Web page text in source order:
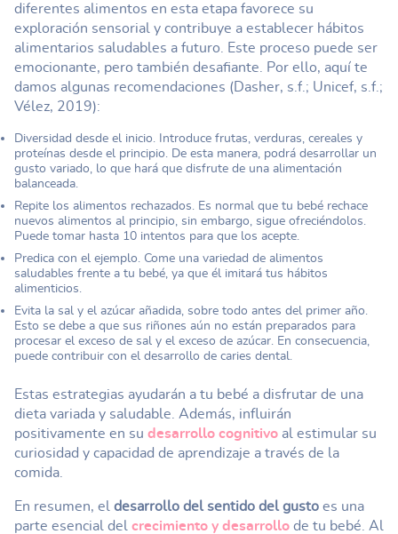
diferentes alimentos en esta etapa favorece su
exploración sensorial y contribuye a establecer hábitos
alimentarios saludables a futuro. Este proceso puede ser
emocionante, pero también desafiante. Por ello, aquí te
damos algunas recomendaciones (Dasher, s.f.; Unicef, s.f.;
Vélez, 2019):
Diversidad desde el inicio. Introduce frutas, verduras, cereales y
proteínas desde el principio. De esta manera, podrá desarrollar un
gusto variado, lo que hará que disfrute de una alimentación
balanceada.
Repite los alimentos rechazados. Es normal que tu bebé rechace
nuevos alimentos al principio, sin embargo, sigue ofreciéndolos.
Puede tomar hasta 10 intentos para que los acepte.
Predica con el ejemplo. Come una variedad de alimentos
saludables frente a tu bebé, ya que él imitará tus hábitos
alimenticios.
Evita la sal y el azúcar añadida, sobre todo antes del primer año.
Esto se debe a que sus riñones aún no están preparados para
procesar el exceso de sal y el exceso de azúcar. En consecuencia,
puede contribuir con el desarrollo de caries dental.
Estas estrategias ayudarán a tu bebé a disfrutar de una
dieta variada y saludable. Además, influirán
positivamente en su desarrollo cognitivo al estimular su
curiosidad y capacidad de aprendizaje a través de la
comida.
En resumen, el desarrollo del sentido del gusto es una
parte esencial del crecimiento y desarrollo de tu bebé. Al